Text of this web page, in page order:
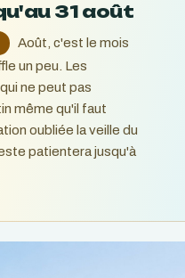
31 août
Août, c'est le mois
un peu. Les
ne peut pas
même qu'il faut
oubliée la veille du
patientera jusqu'à